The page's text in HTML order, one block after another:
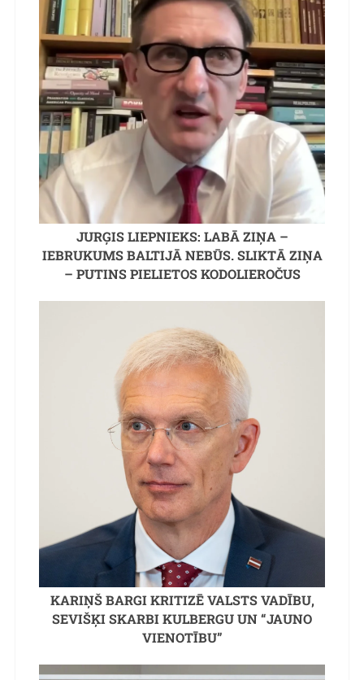
JURĢIS LIEPNIEKS: LABĀ ZIŅA –
IEBRUKUMS BALTIJĀ NEBŪS. SLIKTĀ ZIŅA
– PUTINS PIELIETOS KODOLIEROČUS
KARIŅŠ BARGI KRITIZĒ VALSTS VADĪBU,
SEVIŠĶI SKARBI KULBERGU UN “JAUNO
VIENOTĪBU”